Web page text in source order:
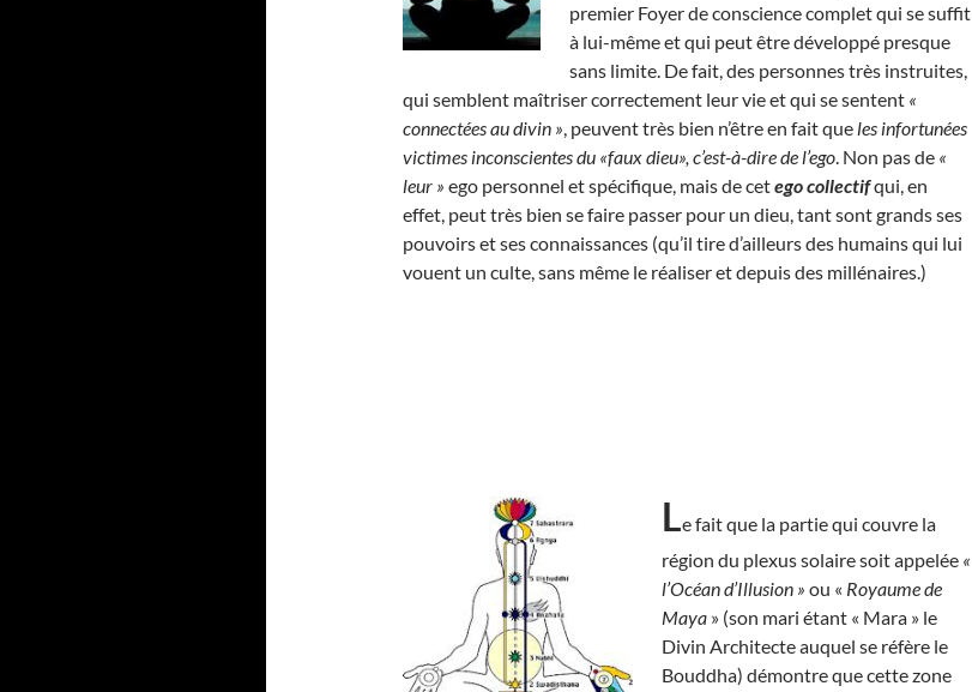
premier Foyer de conscience complet qui se suffit
à lui-même et qui peut être développé presque
sans limite. De fait, des personnes très instruites,
qui semblent maîtriser correctement leur vie et qui se sentent «
connectées au divin », peuvent très bien n’être en fait que les infortunées
victimes inconscientes du «faux dieu», c’est-à-dire de l’ego. Non pas de «
leur » ego personnel et spécifique, mais de cetego collectifqui, en
effet, peut très bien se faire passer pour un dieu, tant sont grands ses
pouvoirs et ses connaissances (qu’il tire d’ailleurs des humains qui lui
vouent un culte, sans même le réaliser et depuis des millénaires.)
Le fait que la partie qui couvre la
région du plexus solaire soit appelée «
l’Océan d’Illusion » ou « Royaume de
Maya » (son mari étant « Mara » le
Divin Architecte auquel se réfère le
Bouddha) démontre que cette zone